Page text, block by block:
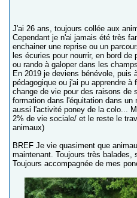
J'ai 26 ans, toujours collée aux
Cependant je n'ai jamais été très
enchainer une reprise ou un
les écuries pour nourrir, en bord
ou rando à galoper dans les
En 2019 je deviens bénévole, puis
pédagogique ou j'ai pu apprendre
change de vie pour des raisons de
formation dans l'équitation dans un
aussi l'activité poney de la colo...
2% de vie sociale/ et le reste le
animaux)
BREF Je vie quasiment que
maintenant. Toujours très
Toujours accompagnée de mes